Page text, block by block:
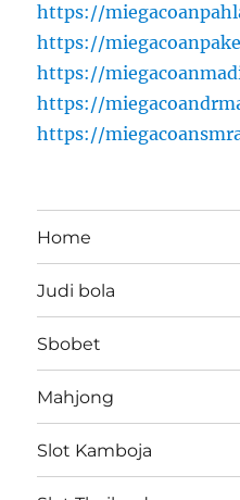
https://
https://
https://
https://
https://
Home
Judi bola
Sbobet
Mahjong
Slot Kamboja